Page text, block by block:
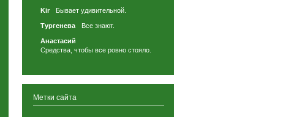
Kir
Бывает удивительной.
Тургенева Все знают.
Анастасий
Средства, чтобы все ровно стояло.
Метки сайта